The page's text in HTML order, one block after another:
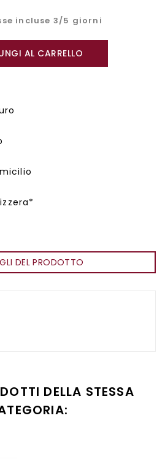
incluse 3/5 giorni
AL CARRELLO
DEL PRODOTTO
DELLA STESSA